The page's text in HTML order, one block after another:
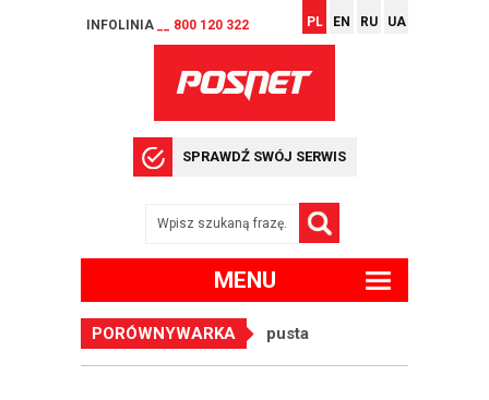
INFOLINIA __ 800 120 322 PL EN RU UA
SPRAWDŹ SWÓJ SERWIS
MENU
PORÓWNYWARKA pusta